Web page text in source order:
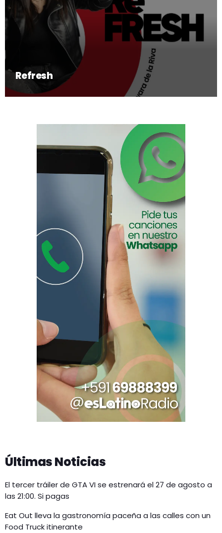
Refresh
Últimas Noticias
El tercer tráiler de GTA VI se estrenará el 27 de agosto a
las 21:00. Si pagas
Eat Out lleva la gastronomía paceña a las calles con un
Food Truck itinerante